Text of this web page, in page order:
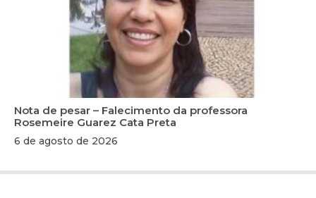
Nota de pesar – Falecimento da professora
Rosemeire Guarez Cata Preta
6 de agosto de 2026